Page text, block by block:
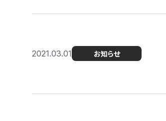
2021.03.01 お知らせ